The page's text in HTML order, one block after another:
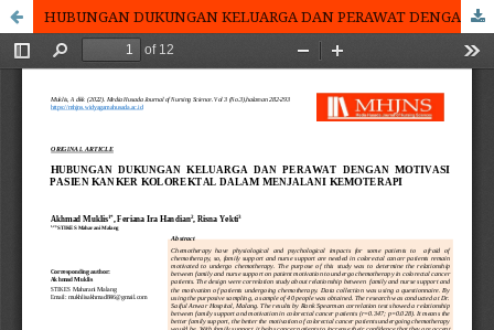
HUBUNGAN DUKUNGAN KELUARGA DAN PERAWAT DENGAN MOTIVASI PASIEN KANKER KOLOREKTAL DALAM MENJALANI KEMOTERAPI